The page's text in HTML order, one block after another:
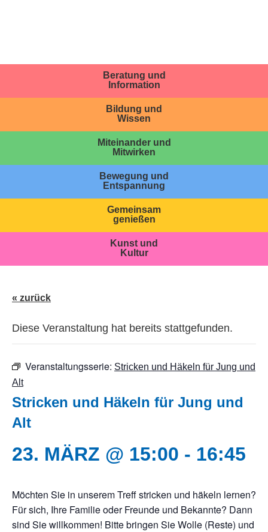
Beratung und
Information
Bildung und
Wissen
Miteinander und
Mitwirken
Bewegung und
Entspannung
Gemeinsam
genießen
Kunst und
Kultur
« zurück
Diese Veranstaltung hat bereits stattgefunden.
Veranstaltungsserie: Stricken und Häkeln für Jung und
Alt
Stricken und Häkeln für Jung und
Alt
23. MÄRZ @ 15:00 - 16:45
Möchten Sie in unserem Treff stricken und häkeln lernen?
Für sich, Ihre Familie oder Freunde und Bekannte? Dann
sind Sie willkommen! Bitte bringen Sie Wolle (Reste) und